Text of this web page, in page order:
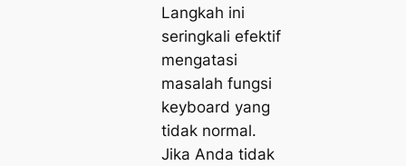
Langkah ini
seringkali efektif
mengatasi
masalah fungsi
keyboard yang
tidak normal.
Jika Anda tidak